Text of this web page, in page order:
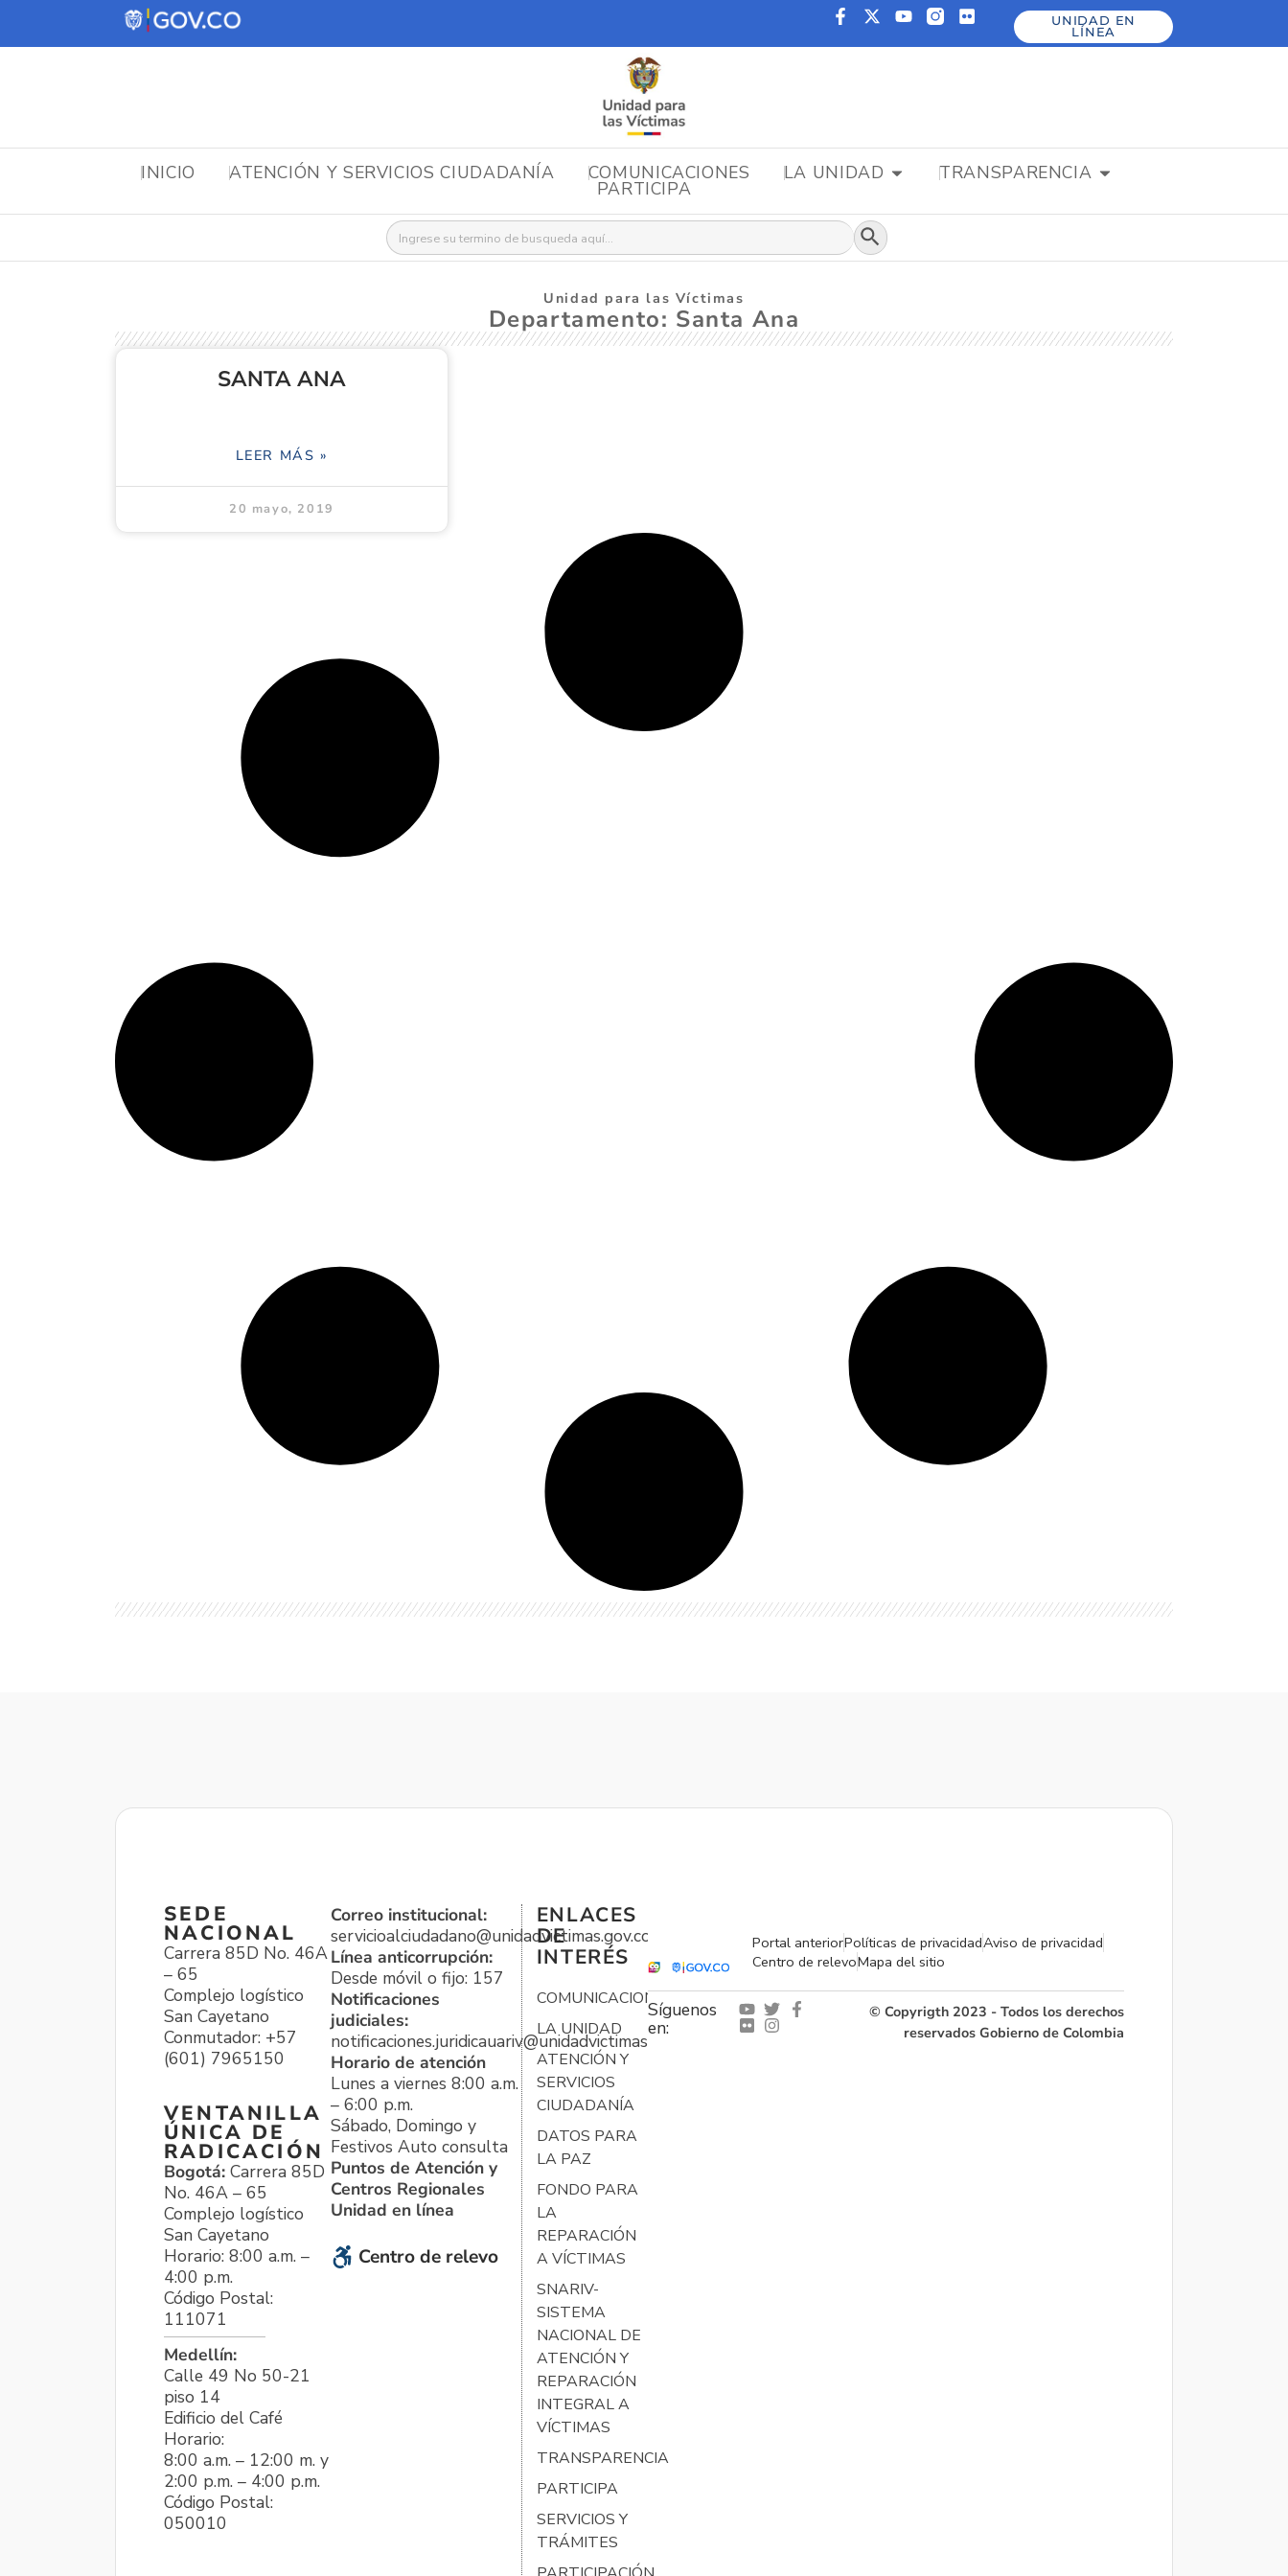
UNIDAD EN
LÍNEA
INICIO ATENCIÓN Y SERVICIOS CIUDADANÍA COMUNICACIONES LA UNIDAD TRANSPARENCIA
PARTICIPA
Buscar: Botón de búsqueda
Unidad para las Víctimas
Departamento: Santa Ana
SANTA ANA
LEER MÁS »
20 mayo, 2019
SEDE
NACIONAL
Carrera 85D No. 46A
– 65
Complejo logístico
San Cayetano
Conmutador: +57
(601) 7965150
VENTANILLA
ÚNICA DE
RADICACIÓN
Bogotá: Carrera 85D
No. 46A – 65
Complejo logístico
San Cayetano
Horario: 8:00 a.m. –
4:00 p.m.
Código Postal:
111071
Medellín:
Calle 49 No 50-21
piso 14
Edificio del Café
Horario:
8:00 a.m. – 12:00 m. y
2:00 p.m. – 4:00 p.m.
Código Postal:
050010
Correo institucional:
servicioalciudadano@unidadvictimas.gov.co
Línea anticorrupción:
Desde móvil o fijo: 157
Notificaciones
judiciales:
notificaciones.juridicauariv@unidadvictimas.gov.co
Horario de atención
Lunes a viernes 8:00 a.m.
– 6:00 p.m.
Sábado, Domingo y
Festivos Auto consulta
Puntos de Atención y
Centros Regionales
Unidad en línea
Centro de relevo
ENLACES
DE
INTERÉS
COMUNICACIONES
LA UNIDAD
ATENCIÓN Y
SERVICIOS
CIUDADANÍA
DATOS PARA
LA PAZ
FONDO PARA
LA
REPARACIÓN
A VÍCTIMAS
SNARIV-
SISTEMA
NACIONAL DE
ATENCIÓN Y
REPARACIÓN
INTEGRAL A
VÍCTIMAS
TRANSPARENCIA
PARTICIPA
SERVICIOS Y
TRÁMITES
Portal anteriorPolíticas de privacidadAviso de privacidad
Centro de relevoMapa del sitio
Síguenos
en:
© Copyrigth 2023 - Todos los derechos
reservados Gobierno de Colombia